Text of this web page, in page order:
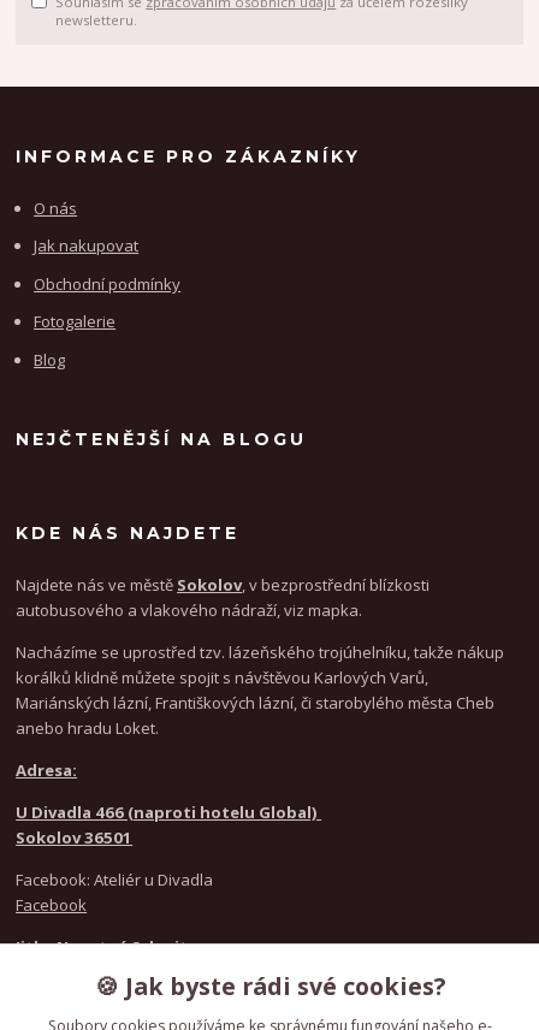
newsletteru.
INFORMACE PRO ZÁKAZNÍKY
O nás
Jak nakupovat
Obchodní podmínky
Fotogalerie
Blog
NEJČTENĚJŠÍ NA BLOGU
KDE NÁS NAJDETE
Najdete nás ve městě Sokolov, v bezprostřední blízkosti
autobusového a vlakového nádraží, viz mapka.
Nacházíme se uprostřed tzv. lázeňského trojúhelníku, takže nákup
korálků klidně můžete spojit s návštěvou Karlových Varů,
Mariánských lázní, Františkových lázní, či starobylého města Cheb
anebo hradu Loket.
Adresa:
U Divadla 466 (naproti hotelu Global)
Sokolov 36501
Facebook: Ateliér u Divadla
Facebook
Jitka Novotná Schmitz
+420 777 021 916
Nicole Kunzeová
+420 720 986 846
🍪 Jak byste rádi své cookies?
Soubory cookies používáme ke správnému fungování našeho e-